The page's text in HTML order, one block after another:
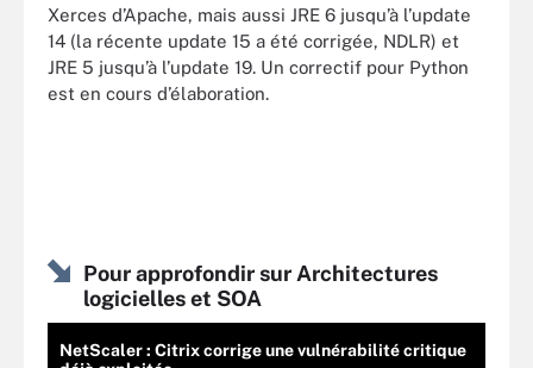
Xerces d’Apache, mais aussi JRE 6 jusqu’à l’update
14 (la récente update 15 a été corrigée, NDLR) et
JRE 5 jusqu’à l’update 19. Un correctif pour Python
est en cours d’élaboration.
Pour approfondir sur Architectures
logicielles et SOA
NetScaler : Citrix corrige une vulnérabilité critique